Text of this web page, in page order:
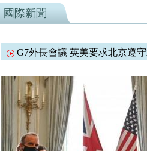
國際新聞
G7外長會議 英美要求北京遵